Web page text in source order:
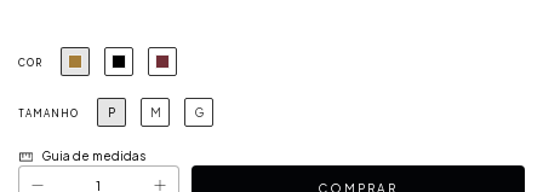
COR
TAMANHO P M G
Guia de medidas